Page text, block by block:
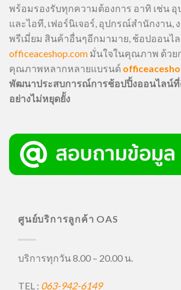
พร้อมรองรับทุกความต้องการ อาทิ เช่น
และไอที, เฟอร์นิเจอร์, อุปกรณ์สำนักงาน,
พรีเมี่ยม สินค้าอื่นๆอีกมามาย, ช้อปออนไ
officeaceshop.com มั่นใจในคุณภาพ ด้วย
คุณภาพหลากหลายแบรนด์
พัฒนาประสบการณ์การช้อปปิ้งออนไลน์
อย่างไม่หยุดยั้ง
ศูนย์บริการลูกค้า OAS
บริการทุกวัน 8.00 – 20.00 น.
TEL : 063-942-6149